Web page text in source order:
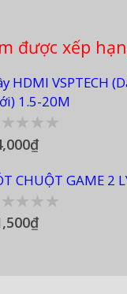
được xếp
HDMI VSPTECH
1.5-20M
₫
CHUỘT GAME 2
₫